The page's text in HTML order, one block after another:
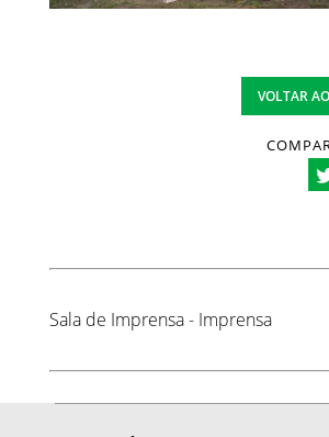
VOLTAR
Sala de Imprensa - Imprensa